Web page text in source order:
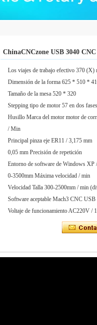
ChinaCNCzone USB 3040
Los viajes de trabajo efectivo 370
Dimensión de la forma 625 * 510 *
Tamaño de la mesa 520 * 320
Stepping tipo de motor 57 en dos
Husillo Marca del motor motor de
/ Min
Principal pinza eje ER11 / 3,175 mm
0,05 mm Precisión de repetición
Entorno de software de Windows XP
0-3500mm Máxima velocidad / min
Velocidad Talla 300-2500mm / min
Software aceptable Mach3 CNC USB
Voltaje de funcionamiento AC220V /